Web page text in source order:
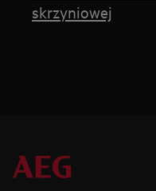
skrzyniowej